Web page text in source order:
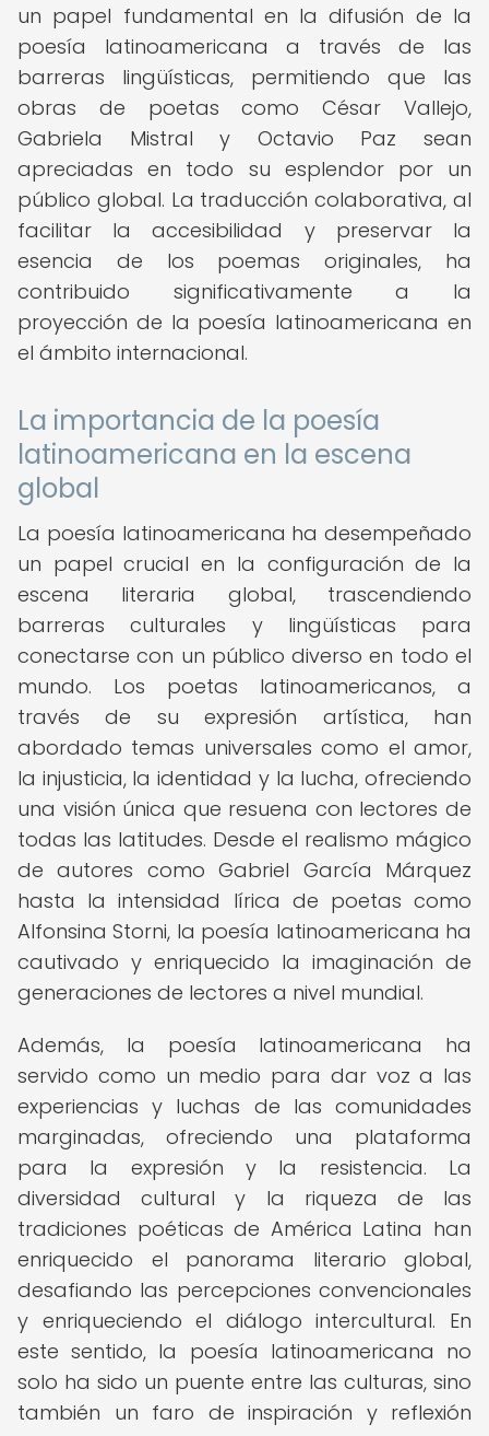
un papel fundamental en la difusión de la
poesía latinoamericana a través de las
barreras lingüísticas, permitiendo que las
obras de poetas como César Vallejo,
Gabriela Mistral y Octavio Paz sean
apreciadas en todo su esplendor por un
público global. La traducción colaborativa, al
facilitar la accesibilidad y preservar la
esencia de los poemas originales, ha
contribuido significativamente a la
proyección de la poesía latinoamericana en
el ámbito internacional.
La importancia de la poesía
latinoamericana en la escena
global
La poesía latinoamericana ha desempeñado
un papel crucial en la configuración de la
escena literaria global, trascendiendo
barreras culturales y lingüísticas para
conectarse con un público diverso en todo el
mundo. Los poetas latinoamericanos, a
través de su expresión artística, han
abordado temas universales como el amor,
la injusticia, la identidad y la lucha, ofreciendo
una visión única que resuena con lectores de
todas las latitudes. Desde el realismo mágico
de autores como Gabriel García Márquez
hasta la intensidad lírica de poetas como
Alfonsina Storni, la poesía latinoamericana ha
cautivado y enriquecido la imaginación de
generaciones de lectores a nivel mundial.
Además, la poesía latinoamericana ha
servido como un medio para dar voz a las
experiencias y luchas de las comunidades
marginadas, ofreciendo una plataforma
para la expresión y la resistencia. La
diversidad cultural y la riqueza de las
tradiciones poéticas de América Latina han
enriquecido el panorama literario global,
desafiando las percepciones convencionales
y enriqueciendo el diálogo intercultural. En
este sentido, la poesía latinoamericana no
solo ha sido un puente entre las culturas, sino
también un faro de inspiración y reflexión